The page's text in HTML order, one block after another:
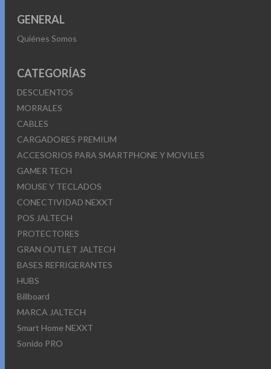
GENERAL
Quiénes Somos
CATEGORÍAS
DESCUENTOS
MORRALES
CABLES
CARGADORES PREMIUM
ACCESORIOS PARA SMARTPHONE Y MOVILES
GAMER TECH
MOUSE Y TECLADOS
CONECTIVIDAD NEXXT
POS JALTECH
PROTECTORES
GRAN OUTLET JALTECH
BASES REFRIGERANTES
HUBS
Billboard
MARCA JALTECH
Smart Home NEXXT
Sonido PRO